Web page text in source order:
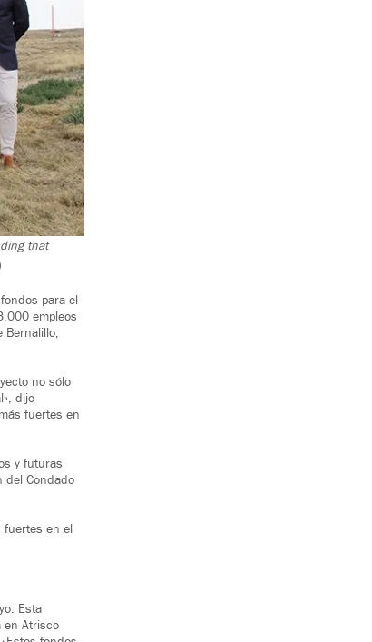
that
para el
empleos
Bernalillo,
no sólo
dijo
fuertes en
y futuras
del Condado
fuertes en el
Esta
en Atrisco